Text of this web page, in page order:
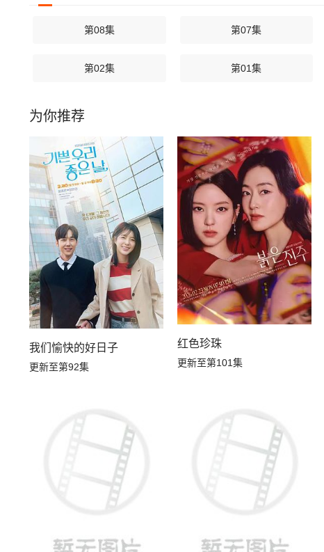
第08集 第07集
第02集 第01集
为你推荐
我们愉快的好日子
更新至第92集
红色珍珠
更新至第101集